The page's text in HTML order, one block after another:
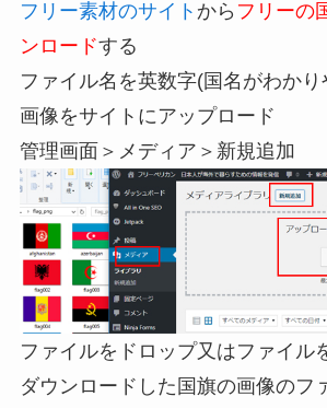
フリー素材のサイト から フリーの
ンロードする
ファイル名を英数字(国名がわかり
画像をサイトにアップロード
管理画面＞メディア＞新規追加
ファイルをドロップ又はファイル
ダウンロードした国旗の画像のフ